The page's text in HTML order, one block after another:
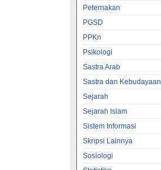
Peternakan
PGSD
PPKn
Psikologi
Sastra Arab
Sastra dan Kebudayaan
Sejarah
Sejarah Islam
Sistem Informasi
Skripsi Lainnya
Sosiologi